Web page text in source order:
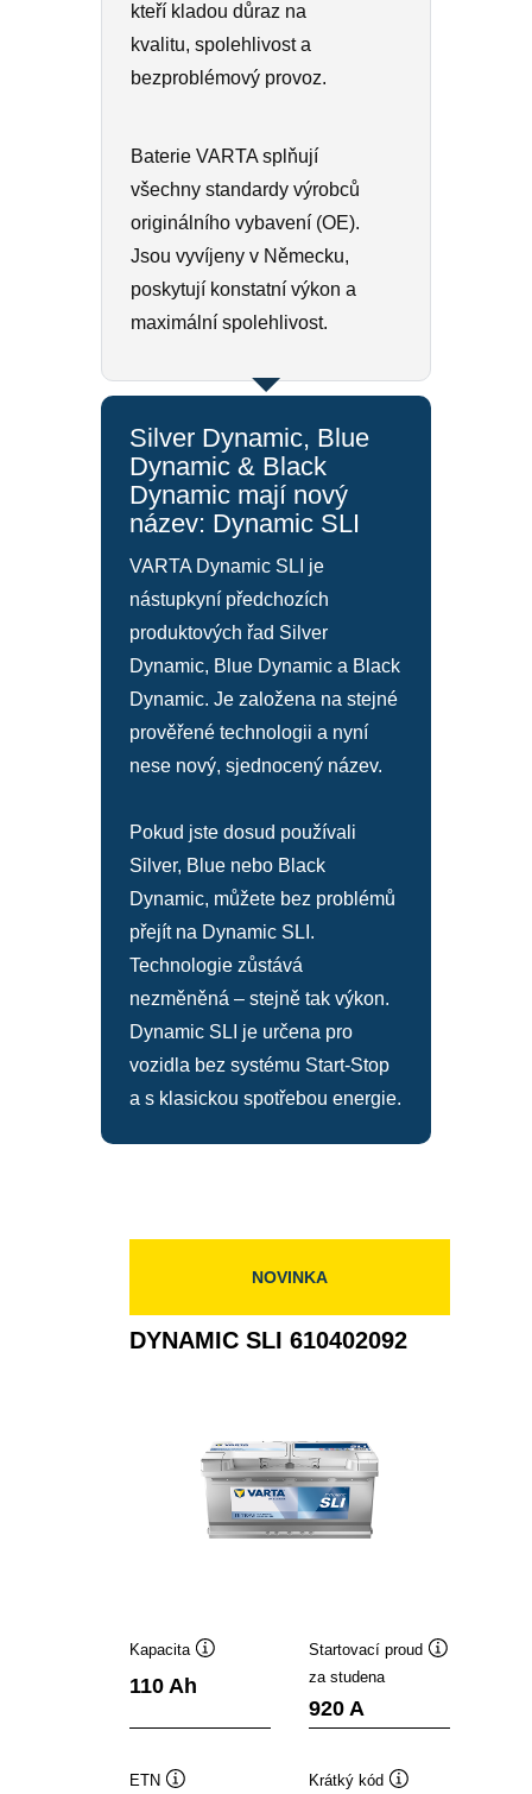
kteří kladou důraz na
kvalitu, spolehlivost a
bezproblémový provoz.
Baterie VARTA splňují
všechny standardy výrobců
originálního vybavení (OE).
Jsou vyvíjeny v Německu,
poskytují konstatní výkon a
maximální spolehlivost.
Silver Dynamic, Blue
Dynamic & Black
Dynamic mají nový
název: Dynamic SLI
VARTA Dynamic SLI je
nástupkyní předchozích
produktových řad Silver
Dynamic, Blue Dynamic a Black
Dynamic. Je založena na stejné
prověřené technologii a nyní
nese nový, sjednocený název.
Pokud jste dosud používali
Silver, Blue nebo Black
Dynamic, můžete bez problémů
přejít na Dynamic SLI.
Technologie zůstává
nezměněná – stejně tak výkon.
Dynamic SLI je určena pro
vozidla bez systému Start-Stop
a s klasickou spotřebou energie.
NOVINKA
DYNAMIC SLI 610402092
Kapacita
110 Ah
Startovací proud
za studena
920 A
ETN
Krátký kód